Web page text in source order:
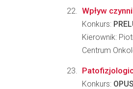
Wpływ
Konkurs:
Kierownik:
Centrum
Konkurs: